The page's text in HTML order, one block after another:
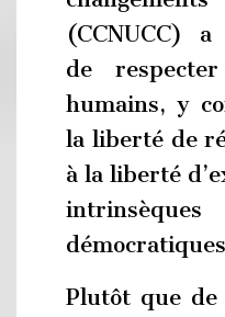
(CCNUCC) a
de
humains, y
la liberté de
à la liberté
Plutôt que